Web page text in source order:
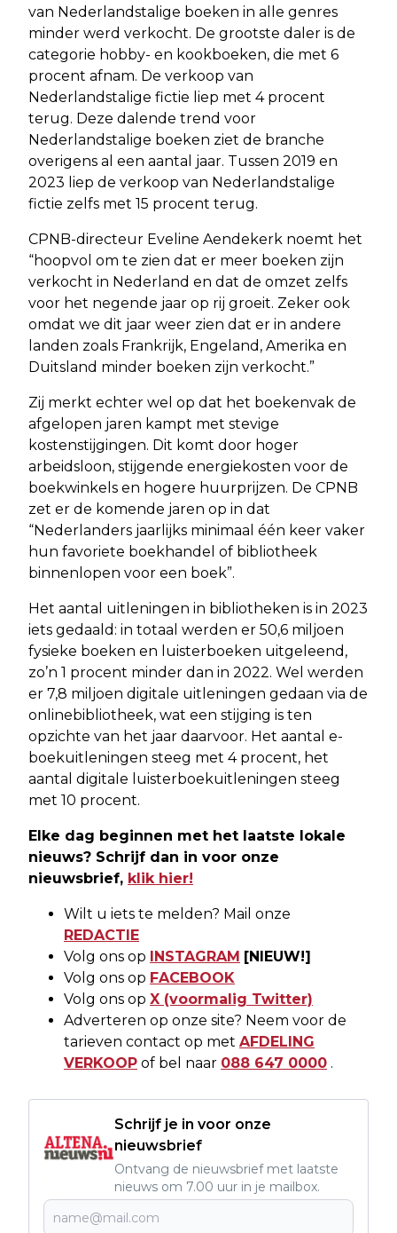
van Nederlandstalige boeken in alle genres
minder werd verkocht. De grootste daler is de
categorie hobby- en kookboeken, die met 6
procent afnam. De verkoop van
Nederlandstalige fictie liep met 4 procent
terug. Deze dalende trend voor
Nederlandstalige boeken ziet de branche
overigens al een aantal jaar. Tussen 2019 en
2023 liep de verkoop van Nederlandstalige
fictie zelfs met 15 procent terug.
CPNB-directeur Eveline Aendekerk noemt het
“hoopvol om te zien dat er meer boeken zijn
verkocht in Nederland en dat de omzet zelfs
voor het negende jaar op rij groeit. Zeker ook
omdat we dit jaar weer zien dat er in andere
landen zoals Frankrijk, Engeland, Amerika en
Duitsland minder boeken zijn verkocht.”
Zij merkt echter wel op dat het boekenvak de
afgelopen jaren kampt met stevige
kostenstijgingen. Dit komt door hoger
arbeidsloon, stijgende energiekosten voor de
boekwinkels en hogere huurprijzen. De CPNB
zet er de komende jaren op in dat
“Nederlanders jaarlijks minimaal één keer vaker
hun favoriete boekhandel of bibliotheek
binnenlopen voor een boek”.
Het aantal uitleningen in bibliotheken is in 2023
iets gedaald: in totaal werden er 50,6 miljoen
fysieke boeken en luisterboeken uitgeleend,
zo’n 1 procent minder dan in 2022. Wel werden
er 7,8 miljoen digitale uitleningen gedaan via de
onlinebibliotheek, wat een stijging is ten
opzichte van het jaar daarvoor. Het aantal e-
boekuitleningen steeg met 4 procent, het
aantal digitale luisterboekuitleningen steeg
met 10 procent.
Elke dag beginnen met het laatste lokale
nieuws? Schrijf dan in voor onze
nieuwsbrief, klik hier!
Wilt u iets te melden? Mail onze
REDACTIE
Volg ons op INSTAGRAM [NIEUW!]
Volg ons op FACEBOOK
Volg ons op X (voormalig Twitter)
Adverteren op onze site? Neem voor de
tarieven contact op met AFDELING
VERKOOP of bel naar 088 647 0000 .
Schrijf je in voor onze
nieuwsbrief
Ontvang de nieuwsbrief met laatste
nieuws om 7.00 uur in je mailbox.